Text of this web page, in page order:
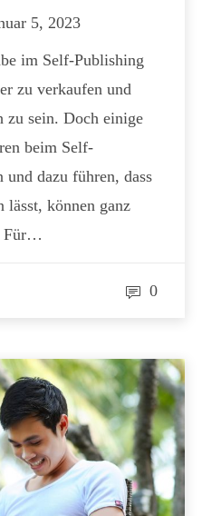
5, 2023
im Self-Publishing
zu verkaufen und
zu sein. Doch einige
beim Self-
dazu führen, dass
lässt, können ganz
Für…
0